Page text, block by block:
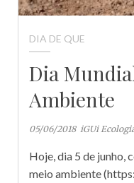
DIA DE QUE
Dia
Ambiente
05/06/2018 iGUi
Hoje, dia 5 de junho,
meio ambiente